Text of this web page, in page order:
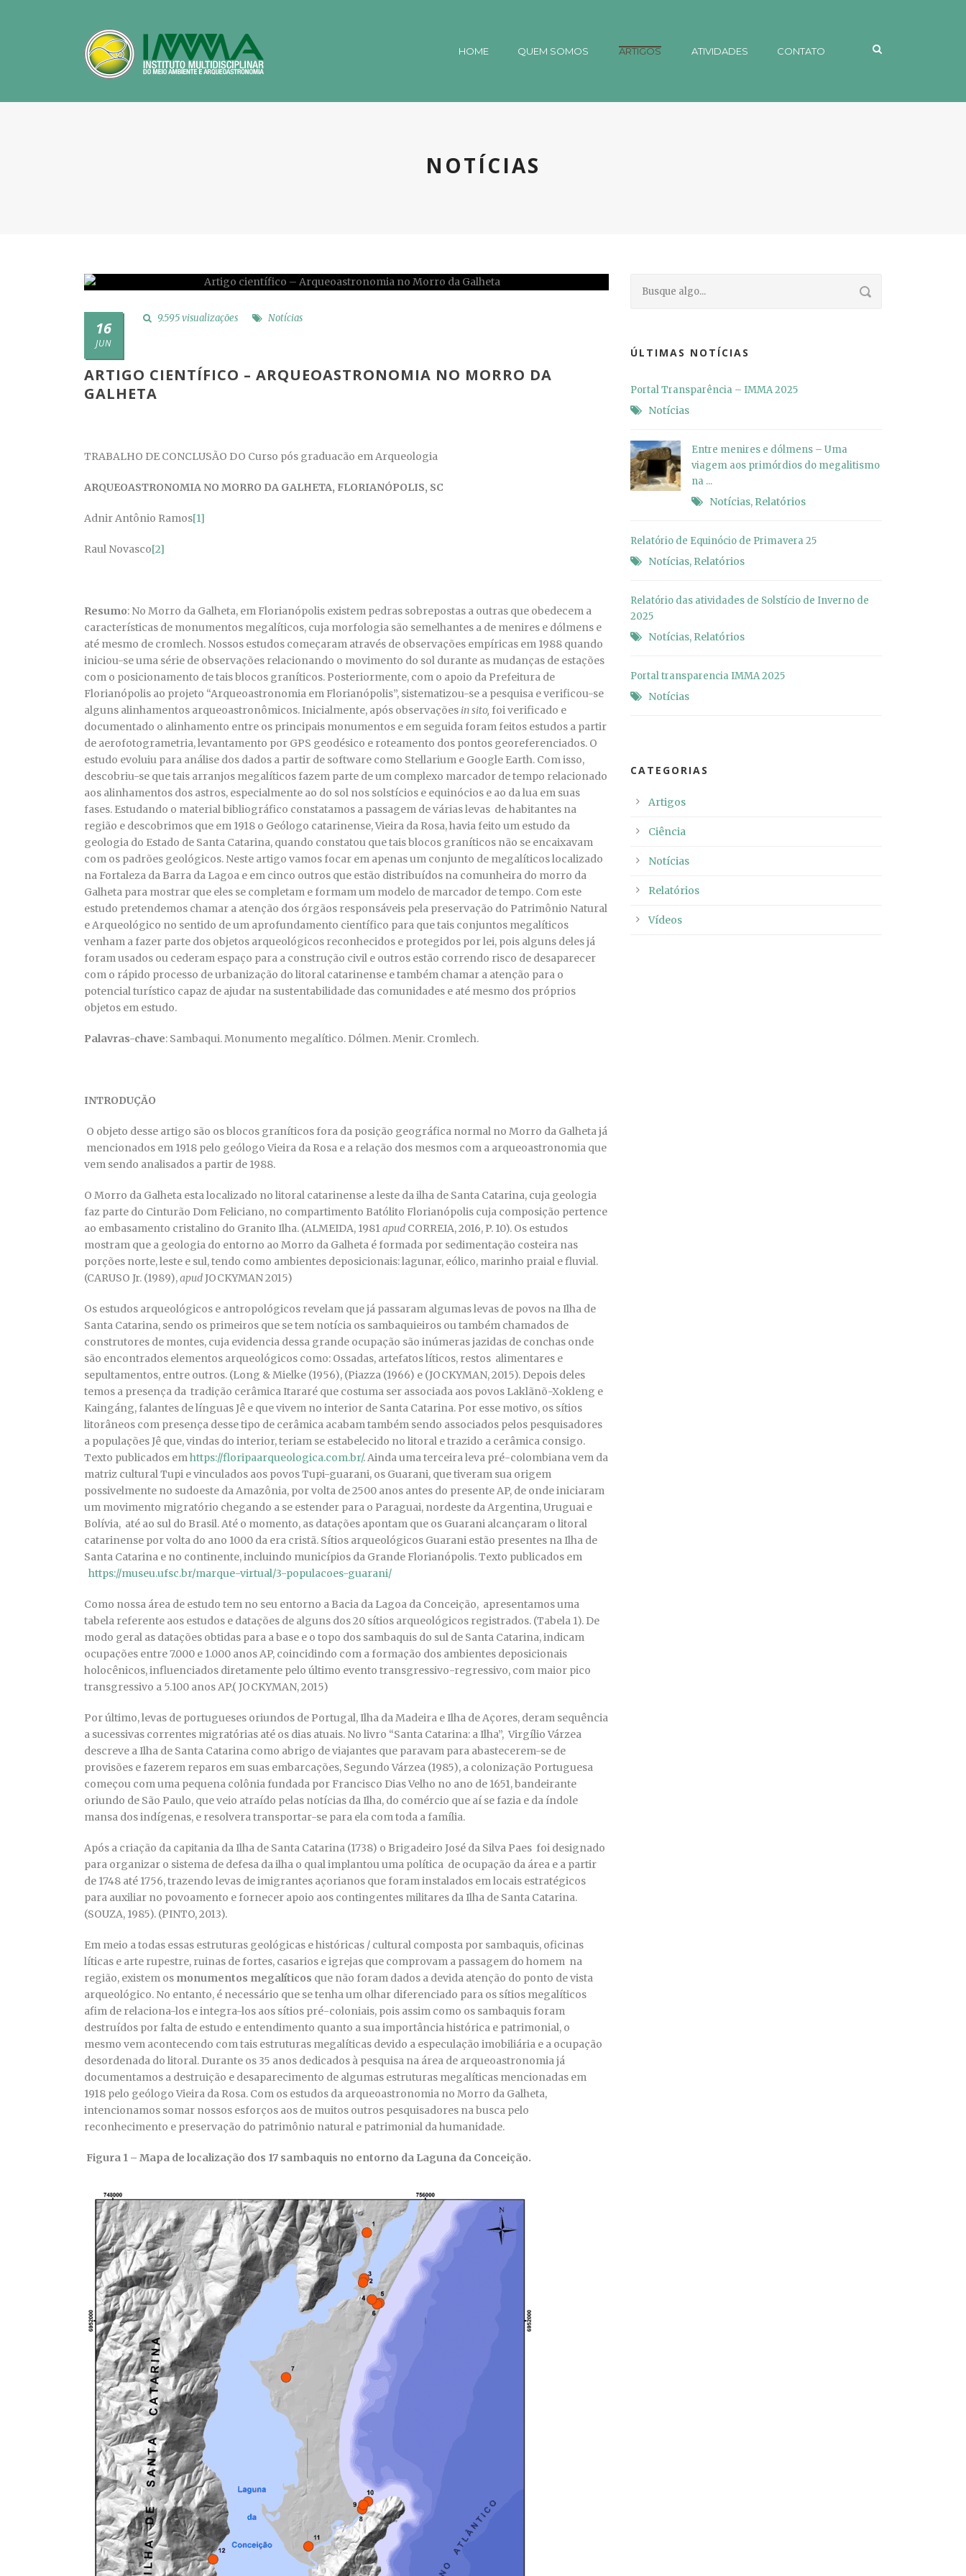
HOME QUEM SOMOS ARTIGOS ATIVIDADES CONTATO
NOTÍCIAS
16
JUN
9.595 visualizações Notícias
ARTIGO CIENTÍFICO – ARQUEOASTRONOMIA NO MORRO DA
GALHETA
TRABALHO DE CONCLUSÃO DO Curso pós graduacão em Arqueologia
ARQUEOASTRONOMIA NO MORRO DA GALHETA, FLORIANÓPOLIS, SC
Adnir Antônio Ramos[1]
Raul Novasco[2]
Resumo: No Morro da Galheta, em Florianópolis existem pedras sobrepostas a outras que obedecem a
características de monumentos megalíticos, cuja morfologia são semelhantes a de menires e dólmens e
até mesmo de cromlech. Nossos estudos começaram através de observações empíricas em 1988 quando
iniciou-se uma série de observações relacionando o movimento do sol durante as mudanças de estações
com o posicionamento de tais blocos graníticos. Posteriormente, com o apoio da Prefeitura de
Florianópolis ao projeto “Arqueoastronomia em Florianópolis”, sistematizou-se a pesquisa e verificou-se
alguns alinhamentos arqueoastronômicos. Inicialmente, após observações in sito, foi verificado e
documentado o alinhamento entre os principais monumentos e em seguida foram feitos estudos a partir
de aerofotogrametria, levantamento por GPS geodésico e roteamento dos pontos georeferenciados. O
estudo evoluiu para análise dos dados a partir de software como Stellarium e Google Earth. Com isso,
descobriu-se que tais arranjos megalíticos fazem parte de um complexo marcador de tempo relacionado
aos alinhamentos dos astros, especialmente ao do sol nos solstícios e equinócios e ao da lua em suas
fases. Estudando o material bibliográfico constatamos a passagem de várias levas de habitantes na
região e descobrimos que em 1918 o Geólogo catarinense, Vieira da Rosa, havia feito um estudo da
geologia do Estado de Santa Catarina, quando constatou que tais blocos graníticos não se encaixavam
com os padrões geológicos. Neste artigo vamos focar em apenas um conjunto de megalíticos localizado
na Fortaleza da Barra da Lagoa e em cinco outros que estão distribuídos na comunheira do morro da
Galheta para mostrar que eles se completam e formam um modelo de marcador de tempo. Com este
estudo pretendemos chamar a atenção dos órgãos responsáveis pela preservação do Patrimônio Natural
e Arqueológico no sentido de um aprofundamento científico para que tais conjuntos megalíticos
venham a fazer parte dos objetos arqueológicos reconhecidos e protegidos por lei, pois alguns deles já
foram usados ou cederam espaço para a construção civil e outros estão correndo risco de desaparecer
com o rápido processo de urbanização do litoral catarinense e também chamar a atenção para o
potencial turístico capaz de ajudar na sustentabilidade das comunidades e até mesmo dos próprios
objetos em estudo.
Palavras-chave: Sambaqui. Monumento megalítico. Dólmen. Menir. Cromlech.
INTRODUÇÃO
O objeto desse artigo são os blocos graníticos fora da posição geográfica normal no Morro da Galheta já
mencionados em 1918 pelo geólogo Vieira da Rosa e a relação dos mesmos com a arqueoastronomia que
vem sendo analisados a partir de 1988.
O Morro da Galheta esta localizado no litoral catarinense a leste da ilha de Santa Catarina, cuja geologia
faz parte do Cinturão Dom Feliciano, no compartimento Batólito Florianópolis cuja composição pertence
ao embasamento cristalino do Granito Ilha. (ALMEIDA, 1981apud CORREIA, 2016, P. 10). Os estudos
mostram que a geologia do entorno ao Morro da Galheta é formada por sedimentação costeira nas
porções norte, leste e sul, tendo como ambientes deposicionais: lagunar, eólico, marinho praial e fluvial.
(CARUSO Jr. (1989),apudJOCKYMAN 2015)
Os estudos arqueológicos e antropológicos revelam que já passaram algumas levas de povos na Ilha de
Santa Catarina, sendo os primeiros que se tem notícia os sambaquieiros ou também chamados de
construtores de montes, cuja evidencia dessa grande ocupação são inúmeras jazidas de conchas onde
são encontrados elementos arqueológicos como: Ossadas, artefatos líticos, restos alimentares e
sepultamentos, entre outros. (Long & Mielke (1956), (Piazza (1966) e (JOCKYMAN, 2015). Depois deles
temos a presença da tradição cerâmica Itararé que costuma ser associada aos povos Laklãnõ-Xokleng e
Kaingáng, falantes de línguas Jê e que vivem no interior de Santa Catarina. Por esse motivo, os sítios
litorâneos com presença desse tipo de cerâmica acabam também sendo associados pelos pesquisadores
a populações Jê que, vindas do interior, teriam se estabelecido no litoral e trazido a cerâmica consigo.
Texto publicados emhttps://floripaarqueologica.com.br/. Ainda uma terceira leva pré-colombiana vem da
matriz cultural Tupi e vinculados aos povos Tupi-guarani, os Guarani, que tiveram sua origem
possivelmente no sudoeste da Amazônia, por volta de 2500 anos antes do presente AP, de onde iniciaram
um movimento migratório chegando a se estender para o Paraguai, nordeste da Argentina, Uruguai e
Bolívia, até ao sul do Brasil. Até o momento, as datações apontam que os Guarani alcançaram o litoral
catarinense por volta do ano 1000 da era cristã. Sítios arqueológicos Guarani estão presentes na Ilha de
Santa Catarina e no continente, incluindo municípios da Grande Florianópolis. Texto publicados em
https://museu.ufsc.br/marque-virtual/3-populacoes-guarani/
Como nossa área de estudo tem no seu entorno a Bacia da Lagoa da Conceição, apresentamos uma
tabela referente aos estudos e datações de alguns dos 20 sítios arqueológicos registrados. (Tabela 1). De
modo geral as datações obtidas para a base e o topo dos sambaquis do sul de Santa Catarina, indicam
ocupações entre 7.000 e 1.000 anos AP, coincidindo com a formação dos ambientes deposicionais
holocênicos, influenciados diretamente pelo último evento transgressivo-regressivo, com maior pico
transgressivo a 5.100 anos AP.( JOCKYMAN, 2015)
Por último, levas de portugueses oriundos de Portugal, Ilha da Madeira e Ilha de Açores, deram sequência
a sucessivas correntes migratórias até os dias atuais. No livro “Santa Catarina: a Ilha”, Virgílio Várzea
descreve a Ilha de Santa Catarina como abrigo de viajantes que paravam para abastecerem-se de
provisões e fazerem reparos em suas embarcações, Segundo Várzea (1985), a colonização Portuguesa
começou com uma pequena colônia fundada por Francisco Dias Velho no ano de 1651, bandeirante
oriundo de São Paulo, que veio atraído pelas notícias da Ilha, do comércio que aí se fazia e da índole
mansa dos indígenas, e resolvera transportar-se para ela com toda a família.
Após a criação da capitania da Ilha de Santa Catarina (1738) o Brigadeiro José da Silva Paes foi designado
para organizar o sistema de defesa da ilha o qual implantou uma política de ocupação da área e a partir
de 1748 até 1756, trazendo levas de imigrantes açorianos que foram instalados em locais estratégicos
para auxiliar no povoamento e fornecer apoio aos contingentes militares da Ilha de Santa Catarina.
(SOUZA, 1985). (PINTO, 2013).
Em meio a todas essas estruturas geológicas e históricas / cultural composta por sambaquis, oficinas
líticas e arte rupestre, ruinas de fortes, casarios e igrejas que comprovam a passagem do homem na
região, existem os monumentos megalíticos que não foram dados a devida atenção do ponto de vista
arqueológico. No entanto, é necessário que se tenha um olhar diferenciado para os sítios megalíticos
afim de relaciona-los e integra-los aos sítios pré-coloniais, pois assim como os sambaquis foram
destruídos por falta de estudo e entendimento quanto a sua importância histórica e patrimonial, o
mesmo vem acontecendo com tais estruturas megalíticas devido a especulação imobiliária e a ocupação
desordenada do litoral. Durante os 35 anos dedicados à pesquisa na área de arqueoastronomia já
documentamos a destruição e desaparecimento de algumas estruturas megalíticas mencionadas em
1918 pelo geólogo Vieira da Rosa. Com os estudos da arqueoastronomia no Morro da Galheta,
intencionamos somar nossos esforços aos de muitos outros pesquisadores na busca pelo
reconhecimento e preservação do patrimônio natural e patrimonial da humanidade.
Figura 1 – Mapa de localização dos 17 sambaquis no entorno da Laguna da Conceição.
ÚLTIMAS NOTÍCIAS
Portal Transparência – IMMA 2025
Notícias
Entre menires e dólmens – Uma
viagem aos primórdios do megalitismo
na ...
Notícias, Relatórios
Relatório de Equinócio de Primavera 25
Notícias, Relatórios
Relatório das atividades de Solstício de Inverno de
2025
Notícias, Relatórios
Portal transparencia IMMA 2025
Notícias
CATEGORIAS
Artigos
Ciência
Notícias
Relatórios
Vídeos